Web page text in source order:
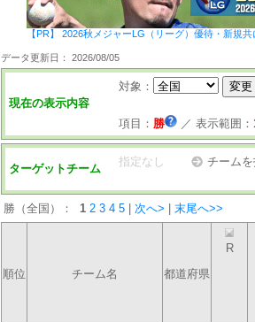
【PR】 2026秋メジャーLG（リーグ）優待・新規
データ更新日： 2026/08/05
現在の表示内容
対象：
項目： 勝 ／ 表示範囲：
ターゲットチーム
指定なし チーム
勝（全国）： 1 2 3 4 5 次へ> 末尾へ>>
順位 チーム名 都道府県
R